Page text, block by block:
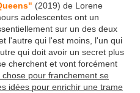
(2019) de Lorene
adolescentes ont un
sur un des deux
l'autre qui l'est moins, l'un qui
qui doit avoir un secret plus
cherchent et vont forcément
pour franchement se
idées pour enrichir une trame